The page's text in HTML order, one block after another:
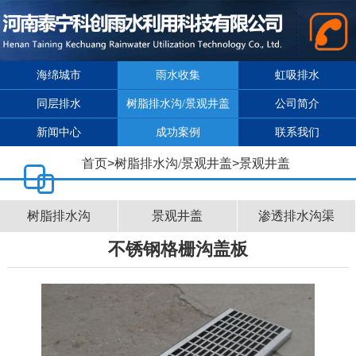
海绵城市 雨水收集 虹吸排水
同层排水 树脂排水沟/景观井盖 公司简介
新闻中心 成功案例 联系我们
首页>树脂排水沟/景观井盖>景观井盖
树脂排水沟 景观井盖 渗透排水沟渠
不锈钢格栅沟盖板